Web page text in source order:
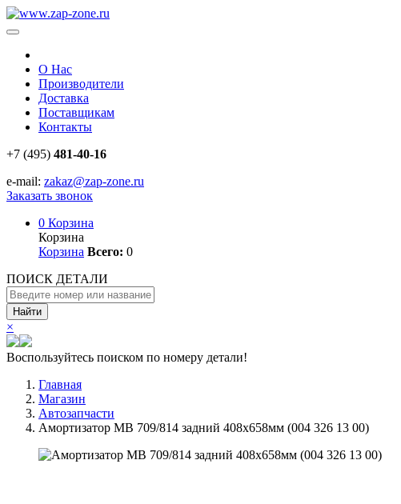
О Нас
Производители
Доставка
Поставщикам
Контакты
+7 (495) 481-40-16
e-mail: zakaz@zap-zone.ru
Заказать звонок
0 Корзина
Корзина
Корзина Всего: 0
ПОИСК ДЕТАЛИ
Найти
×
Воспользуйтесь поиском по номеру детали!
Главная
Магазин
Автозапчасти
Амортизатор МВ 709/814 задний 408x658мм (004 326 13 00)